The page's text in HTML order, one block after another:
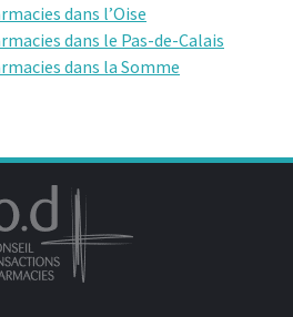
dans l’Oise
dans le Pas-de-Calais
dans la Somme